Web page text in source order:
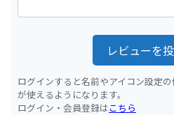
レビューを
ログインすると名前やアイコン設定
が使えるようになります。
ログイン・会員登録はこちら